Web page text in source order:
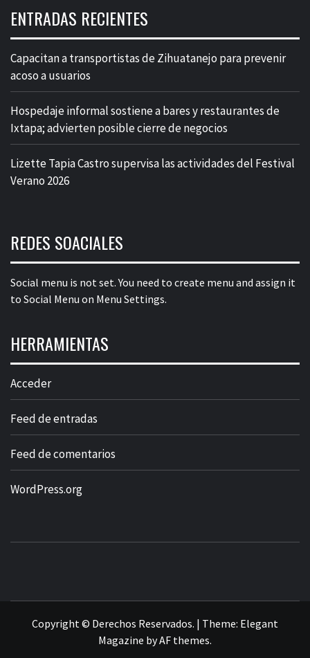
ENTRADAS RECIENTES
Capacitan a transportistas de Zihuatanejo para prevenir
acoso a usuarios
Hospedaje informal sostiene a bares y restaurantes de
Ixtapa; advierten posible cierre de negocios
Lizette Tapia Castro supervisa las actividades del Festival
Verano 2026
REDES SOACIALES
Social menu is not set. You need to create menu and assign it
to Social Menu on Menu Settings.
HERRAMIENTAS
Acceder
Feed de entradas
Feed de comentarios
WordPress.org
Copyright © Derechos Reservados. | Theme: Elegant
Magazine byAF themes.